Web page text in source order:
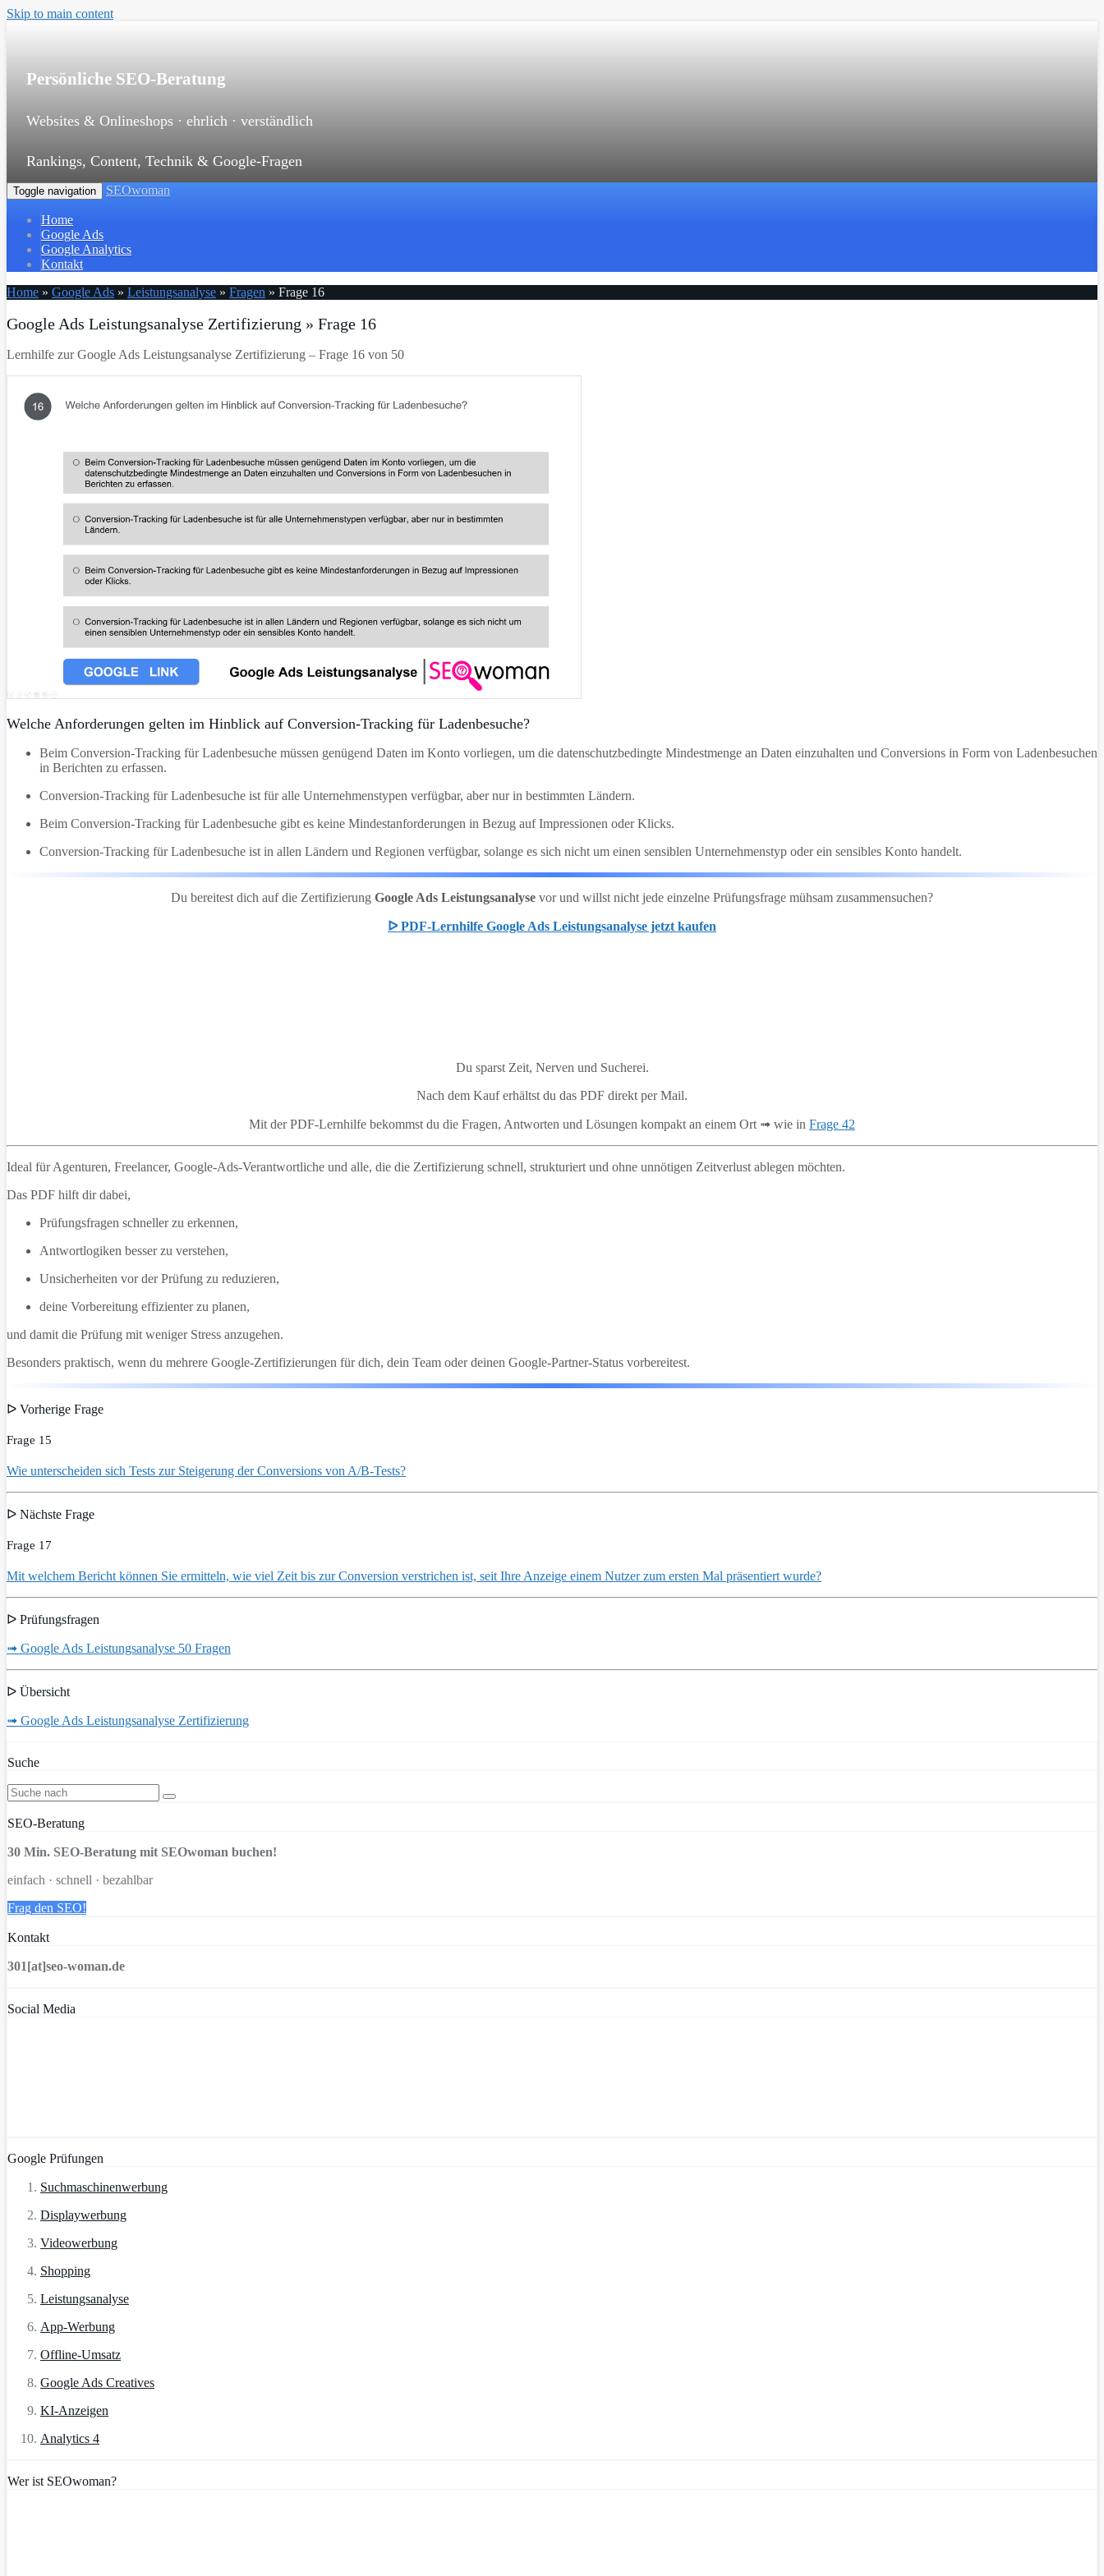
Skip to main content
Persönliche SEO-Beratung
Websites & Onlineshops · ehrlich · verständlich
Rankings, Content, Technik & Google-Fragen
Toggle navigation SEOwoman
Home
Google Ads
Google Analytics
Kontakt
Home » Google Ads » Leistungsanalyse » Fragen » Frage 16
Google Ads Leistungsanalyse Zertifizierung » Frage 16
Lernhilfe zur Google Ads Leistungsanalyse Zertifizierung – Frage 16 von 50
Welche Anforderungen gelten im Hinblick auf Conversion-Tracking für Ladenbesuche?
Beim Conversion-Tracking für Ladenbesuche müssen genügend Daten im Konto vorliegen, um die datenschutzbedingte Mindestmenge an Daten einzuhalten und Conversions in Form von Ladenbesuchen
in Berichten zu erfassen.
Conversion-Tracking für Ladenbesuche ist für alle Unternehmenstypen verfügbar, aber nur in bestimmten Ländern.
Beim Conversion-Tracking für Ladenbesuche gibt es keine Mindestanforderungen in Bezug auf Impressionen oder Klicks.
Conversion-Tracking für Ladenbesuche ist in allen Ländern und Regionen verfügbar, solange es sich nicht um einen sensiblen Unternehmenstyp oder ein sensibles Konto handelt.
Du bereitest dich auf die Zertifizierung Google Ads Leistungsanalyse vor und willst nicht jede einzelne Prüfungsfrage mühsam zusammensuchen?
ᐅ PDF-Lernhilfe Google Ads Leistungsanalyse jetzt kaufen
Du sparst Zeit, Nerven und Sucherei.
Nach dem Kauf erhältst du das PDF direkt per Mail.
Mit der PDF-Lernhilfe bekommst du die Fragen, Antworten und Lösungen kompakt an einem Ort ➟ wie in Frage 42
Ideal für Agenturen, Freelancer, Google-Ads-Verantwortliche und alle, die die Zertifizierung schnell, strukturiert und ohne unnötigen Zeitverlust ablegen möchten.
Das PDF hilft dir dabei,
Prüfungsfragen schneller zu erkennen,
Antwortlogiken besser zu verstehen,
Unsicherheiten vor der Prüfung zu reduzieren,
deine Vorbereitung effizienter zu planen,
und damit die Prüfung mit weniger Stress anzugehen.
Besonders praktisch, wenn du mehrere Google-Zertifizierungen für dich, dein Team oder deinen Google-Partner-Status vorbereitest.
ᐅ Vorherige Frage
Frage 15
Wie unterscheiden sich Tests zur Steigerung der Conversions von A/B‑Tests?
ᐅ Nächste Frage
Frage 17
Mit welchem Bericht können Sie ermitteln, wie viel Zeit bis zur Conversion verstrichen ist, seit Ihre Anzeige einem Nutzer zum ersten Mal präsentiert wurde?
ᐅ Prüfungsfragen
➟ Google Ads Leistungsanalyse 50 Fragen
ᐅ Übersicht
➟ Google Ads Leistungsanalyse Zertifizierung
Suche
SEO-Beratung
30 Min. SEO-Beratung mit SEOwoman buchen!
einfach · schnell · bezahlbar
Frag den SEO!
Kontakt
301[at]seo-woman.de
Social Media
Google Prüfungen
Suchmaschinenwerbung
Displaywerbung
Videowerbung
Shopping
Leistungsanalyse
App-Werbung
Offline-Umsatz
Google Ads Creatives
KI-Anzeigen
Analytics 4
Wer ist SEOwoman?